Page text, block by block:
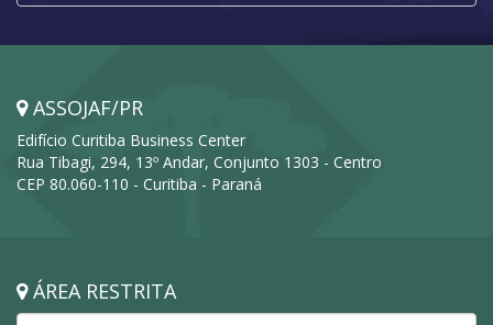
ASSOJAF/PR
Edifício Curitiba Business Center
Rua Tibagi, 294, 13º Andar, Conjunto 1303 - Centro
CEP 80.060-110 - Curitiba - Paraná
ÁREA RESTRITA